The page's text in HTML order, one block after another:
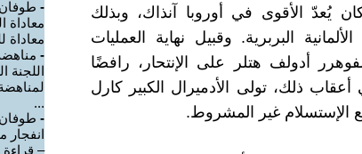
يُعدّ الأقوى في أوروبا آنذاك، وبذلك
البربرية. وقبيل نهاية العمليات
أبريل، أقدم الفوهرر أدولف هتلر على الإنتحار، رافضًا
ذلك، تولى الأدميرال الكبير كارل
الإستسلام غير المشروط.
-
معاداة
معاداة
-
اللجنة
...
-
انفجار
– قراءة